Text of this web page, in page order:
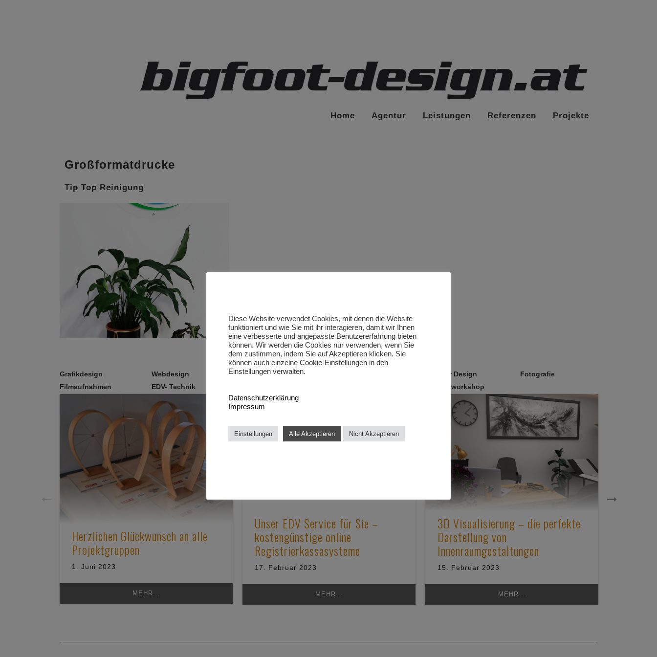
Home Agentur Leistungen Referenzen Projekte
Großformatdrucke
Tip Top Reinigung
Grafikdesign Webdesign Onlinemarketing Interior Design
Fotografie
Filmaufnahmen
EDV- Technik Kreativworkshop
Herzlichen Glückwunsch an alle
Projektgruppen
1. Juni 2023
MEHR...
Unser EDV Service für Sie –
kostengünstige online
Registrierkassasysteme
17. Februar 2023
MEHR...
3D Visualisierung – die perfekte
Darstellung von
Innenraumgestaltungen
15. Februar 2023
MEHR...
Diese Website verwendet Cookies, mit denen die Website
funktioniert und wie Sie mit ihr interagieren, damit wir Ihnen
eine verbesserte und angepasste Benutzererfahrung bieten
können. Wir werden die Cookies nur verwenden, wenn Sie
dem zustimmen, indem Sie auf Akzeptieren klicken. Sie
können auch einzelne Cookie-Einstellungen in den
Einstellungen verwalten.
Datenschutzerklärung
Impressum
Einstellungen Alle Akzeptieren Nicht Akzeptieren